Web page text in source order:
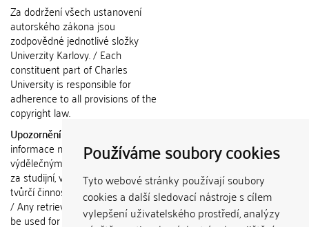
Používáme soubory cookies
Tyto webové stránky používají soubory
cookies a další sledovací nástroje s cílem
vylepšení uživatelského prostředí, analýzy
Za dodržení všech ustanovení
autorského zákona jsou
zodpovědné jednotlivé složky
Univerzity Karlovy. / Each
constituent part of Charles
University is responsible for
adherence to all provisions of the
copyright law.
Upozornění / Notice:
informace nemohou být použity k
výdělečným účelům nebo vydávány
za studijní, vědeckou nebo jinou
tvůrčí činnost jiné osoby než autora.
/ Any retrieved information shall not
be used for any commercial